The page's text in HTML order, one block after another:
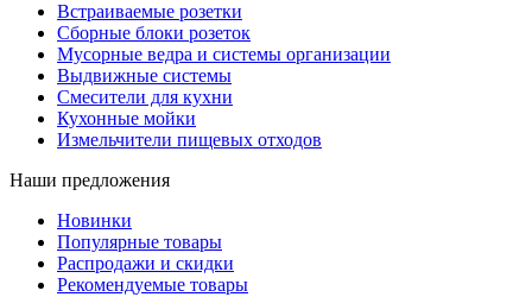
Встраиваемые розетки
Сборные блоки розеток
Мусорные ведра и системы организации
Выдвижные системы
Смесители для кухни
Кухонные мойки
Измельчители пищевых отходов
Наши предложения
Новинки
Популярные товары
Распродажи и скидки
Рекомендуемые товары